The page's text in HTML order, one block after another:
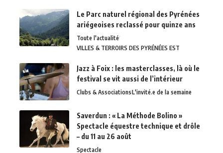
Le Parc naturel régional des Pyrénées
ariégeoises reclassé pour quinze ans
Toute l'actualité
VILLES & TERROIRS DES PYRÉNÉES EST
Jazz à Foix : les masterclasses, là où le
festival se vit aussi de l’intérieur
Clubs & AssociationsL'invité.e de la semaine
Saverdun : « La Méthode Bolino »
Spectacle équestre technique et drôle
– du 11 au 26 août
Spectacle